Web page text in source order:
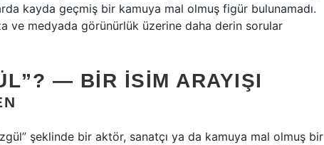
kayda geçmiş bir kamuya mal olmuş figür bulunamadı.
ve medyada görünürlük üzerine daha derin sorular
— BIR İSIM ARAYIŞI
şeklinde bir aktör, sanatçı ya da kamuya mal olmuş bir